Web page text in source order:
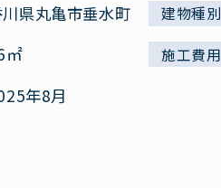
県丸亀市垂水町 建物種別
㎡ 施工費用
年8月